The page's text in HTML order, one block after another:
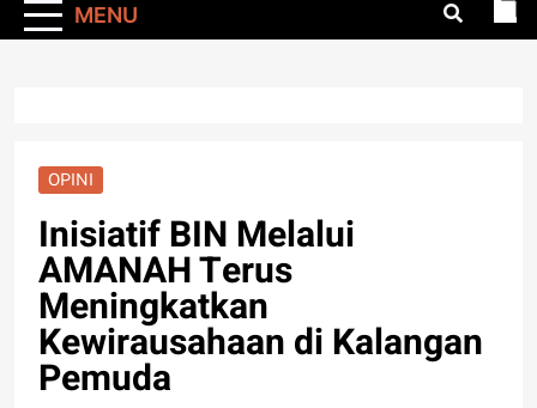
MENU
OPINI
Inisiatif BIN Melalui
AMANAH Terus
Meningkatkan
Kewirausahaan di Kalangan
Pemuda